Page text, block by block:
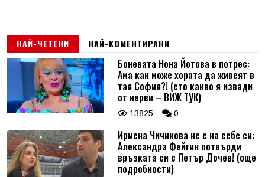
НАЙ-ЧЕТЕНИ НАЙ-КОМЕНТИРАНИ
Боневата Нона Йотова в потрес:
Ама как може хората да живеят в
тая София?! (ето какво я извади
от нерви – ВИЖ ТУК)
13825 0
Ирмена Чичикова не е на себе си:
Александра Фейгин потвърди
връзката си с Петър Дочев! (още
подробности)